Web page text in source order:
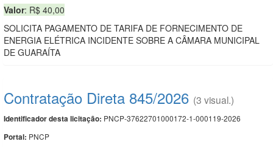
Valor: R$ 40,00
SOLICITA PAGAMENTO DE TARIFA DE FORNECIMENTO DE
ENERGIA ELÉTRICA INCIDENTE SOBRE A CÂMARA MUNICIPAL
DE GUARAÍTA
Contratação Direta 845/2026 (3 visual.)
Identificador desta licitação: PNCP-37622701000172-1-000119-2026
Portal: PNCP